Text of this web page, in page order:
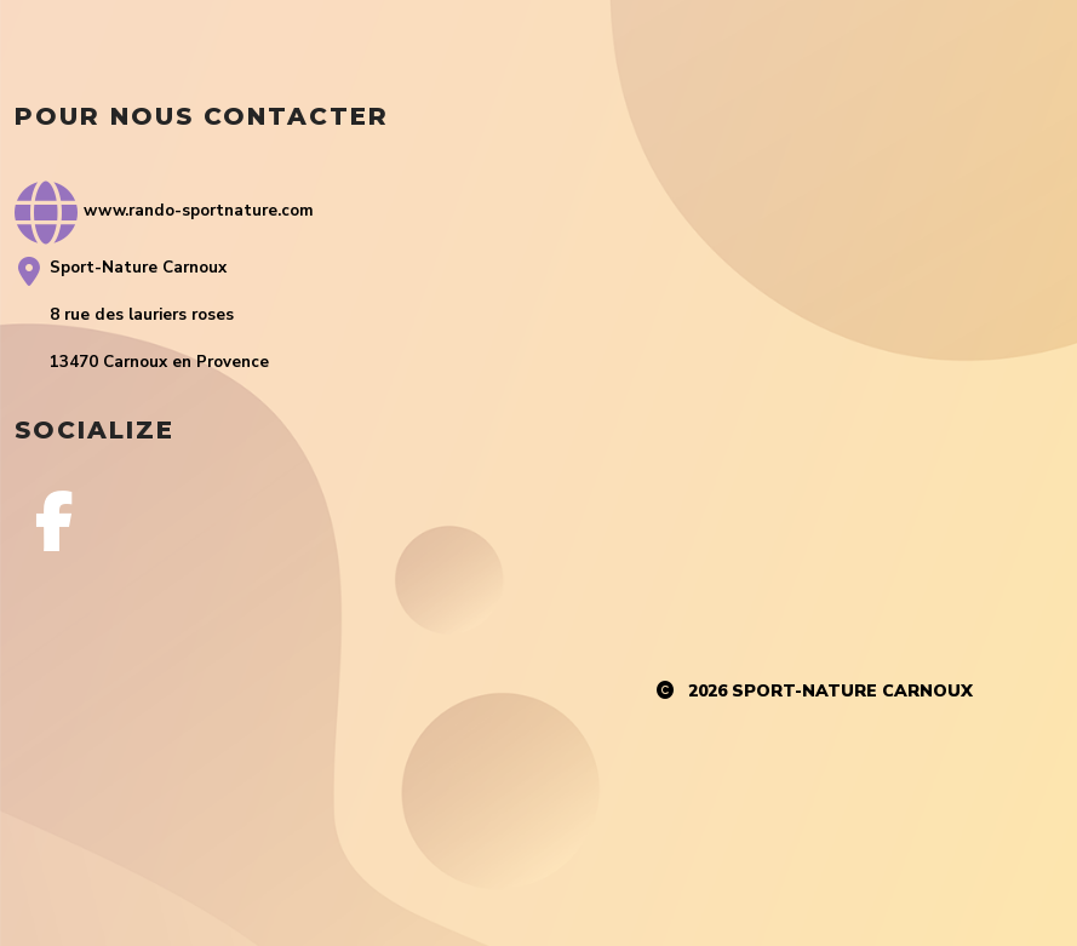
POUR NOUS CONTACTER
www.rando-sportnature.com
Sport-Nature Carnoux
8 rue des lauriers roses
13470 Carnoux en Provence
SOCIALIZE
2026 SPORT-NATURE CARNOUX